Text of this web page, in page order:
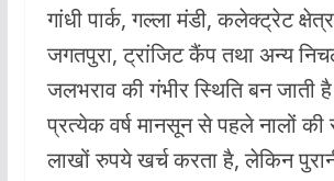
गांधी पार्क, गल्ला मंडी, कलेक्ट्रेट
जगतपुरा, ट्रांजिट कैंप तथा अन्य
जलभराव की गंभीर स्थिति बन जाती
प्रत्येक वर्ष मानसून से पहले नालों की
लाखों रुपये खर्च करता है, लेकिन